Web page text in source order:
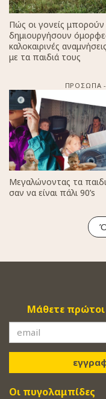
Πώς οι γονείς
δημιουργήσουν
καλοκαιρινές
με τα παιδιά τους
ΠΡΟΣΩΠΑ -
Μεγαλώνοντας τα
σαν να είναι πάλι 90’s
Μάθετε
Οι πυγολαμπίδες